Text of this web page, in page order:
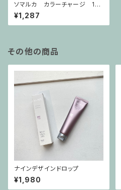
ソマルカ カラーチャージ 13
0g
¥1,287
その他の商品
ナインデザインドロップ
¥1,980